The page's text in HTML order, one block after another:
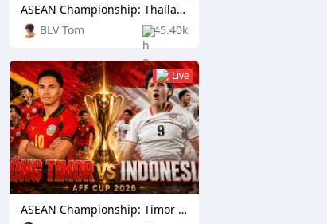
BLV Tom 45.40k
ASEAN Championship: Thailand vs Malaysia
Live
ASEAN Championship: Timor Leste vs Indonesia